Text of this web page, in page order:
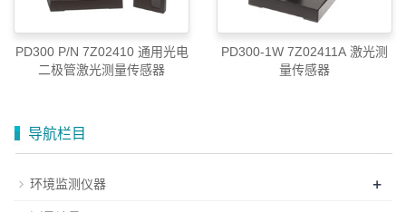
PD300 P/N 7Z02410 通用光电
二极管激光测量传感器
PD300-1W 7Z02411A 激光测
量传感器
导航栏目
环境监测仪器 +